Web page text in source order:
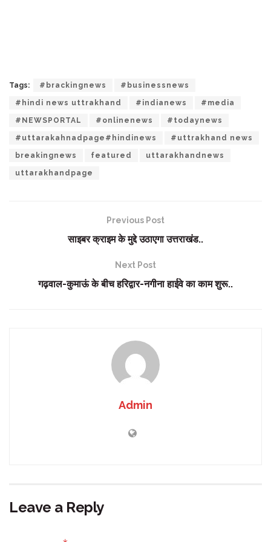
Tags: #brackingnews #businessnews
#hindi news uttrakhand #indianews #media
#NEWSPORTAL #onlinenews #todaynews
#uttarakahnadpage#hindinews #uttrakhand news
breakingnews featured uttarakhandnews
uttarakhandpage
Previous Post
साइबर क्राइम के मुद्दे उठाएगा उत्तराखंड..
Next Post
गढ़वाल-कुमाऊं के बीच हरिद्वार-नगीना हाईवे का काम शुरू..
Admin
Leave a Reply